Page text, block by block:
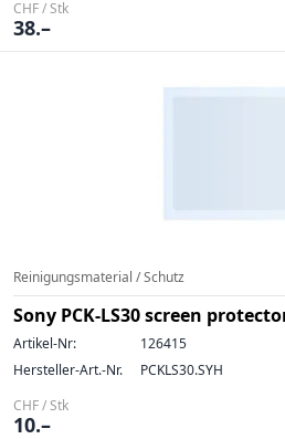
CHF / Stk
38.–
Reinigungsmaterial / Schutz
Sony PCK-LS30 screen
Artikel-Nr:
126415
Hersteller-Art.-Nr.
PCKLS30.SYH
CHF / Stk
10.–